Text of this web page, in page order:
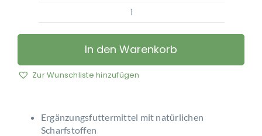
PerNaturam
–
Meerrettich
In den Warenkorb
Zur Wunschliste hinzufügen
Ergänzungsfuttermittel mit natürlichen
Scharfstoffen